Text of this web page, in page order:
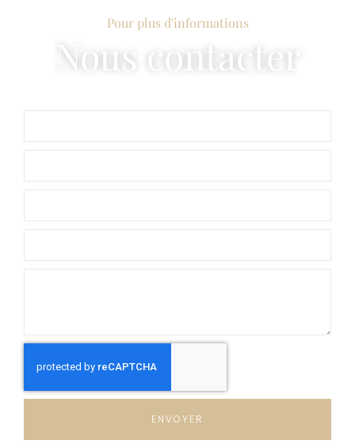
Pour plus d'informations
Nous contacter
ENVOYER